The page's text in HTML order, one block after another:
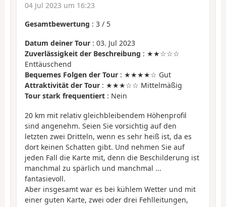
04 Jul 2023 um 16:23
Gesamtbewertung : 3 / 5
Datum deiner Tour : 03. Jul 2023
Zuverlässigkeit der Beschreibung : ★★☆☆☆
Enttäuschend
Bequemes Folgen der Tour : ★★★★☆ Gut
Attraktivität der Tour : ★★★☆☆ Mittelmäßig
Tour stark frequentiert : Nein
20 km mit relativ gleichbleibendem Höhenprofil
sind angenehm. Seien Sie vorsichtig auf den
letzten zwei Dritteln, wenn es sehr heiß ist, da es
dort keinen Schatten gibt. Und nehmen Sie auf
jeden Fall die Karte mit, denn die Beschilderung ist
manchmal zu spärlich und manchmal ...
fantasievoll.
Aber insgesamt war es bei kühlem Wetter und mit
einer guten Karte, zwei oder drei Fehlleitungen,